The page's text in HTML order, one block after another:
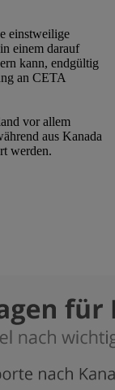
einstweilige
einem darauf
kann, endgültig
an CETA
vor allem
aus Kanada
werden.